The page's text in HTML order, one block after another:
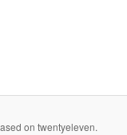
on twentyeleven.